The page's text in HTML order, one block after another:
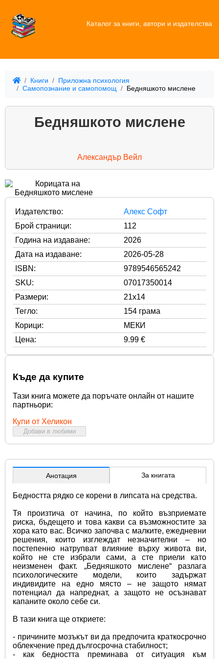
Каталог за книги, автори и издателства
Книги
Приложна психология
Самопознание и самопомощ
Бедняшкото мислене
Бедняшкото мислене
Александър Вейл
Издателство:
Алекс Софт
Брой страници:
112
Година на издаване:
2026
Дата на издаване:
2026-05-28
ISBN:
9789546565242
SKU:
07017350014
Размери:
21x14
Тегло:
154 грама
Корици:
МЕКИ
Цена:
9.99 €
Къде да купите
Тази книга можете да поръчате онлайн от нашите
партньори:
Купи от Хеликон
Добави в любими
Анотация За книгата
Бедността рядко се корени в липсата на средства.
Тя произтича от начина, по който възприемате
риска, бъдещето и това какви са възможностите за
хора като вас. Всичко започва с малките, ежедневни
решения, които изглеждат незначителни – но
постепенно натрупват влияние върху живота ви,
който не сте избрали сами, а сте приели като
неизменен факт. „Бедняшкото мислене“ разлага
психологическите модели, които задържат
индивидите на едно място – не защото нямат
потенциал да напреднат, а защото не осъзнават
капаните около себе си.
В тази книга ще откриете:
- причините мозъкът ви да предпочита краткосрочно
облекчение пред дългосрочна стабилност;
- как бедността преминава от ситуация към